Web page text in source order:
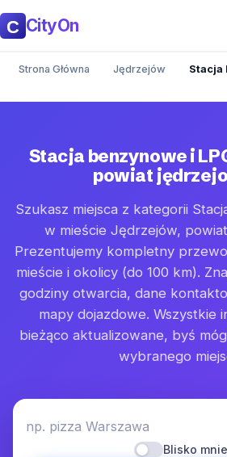
CityOn
Strona Główna Jędrzejów Stacja
Stacja benzynowe i
powiat
Szukasz miejsca z kategorii
w mieście Jędrzejów,
Prezentujemy kompletny
mieście i okolicy (do 100 km).
godziny otwarcia, dane
mapy dojazdowe. Wszystkie
bieżąco aktualizowane, byś
wybranego
np. pizza Warszawa
Blisko mnie